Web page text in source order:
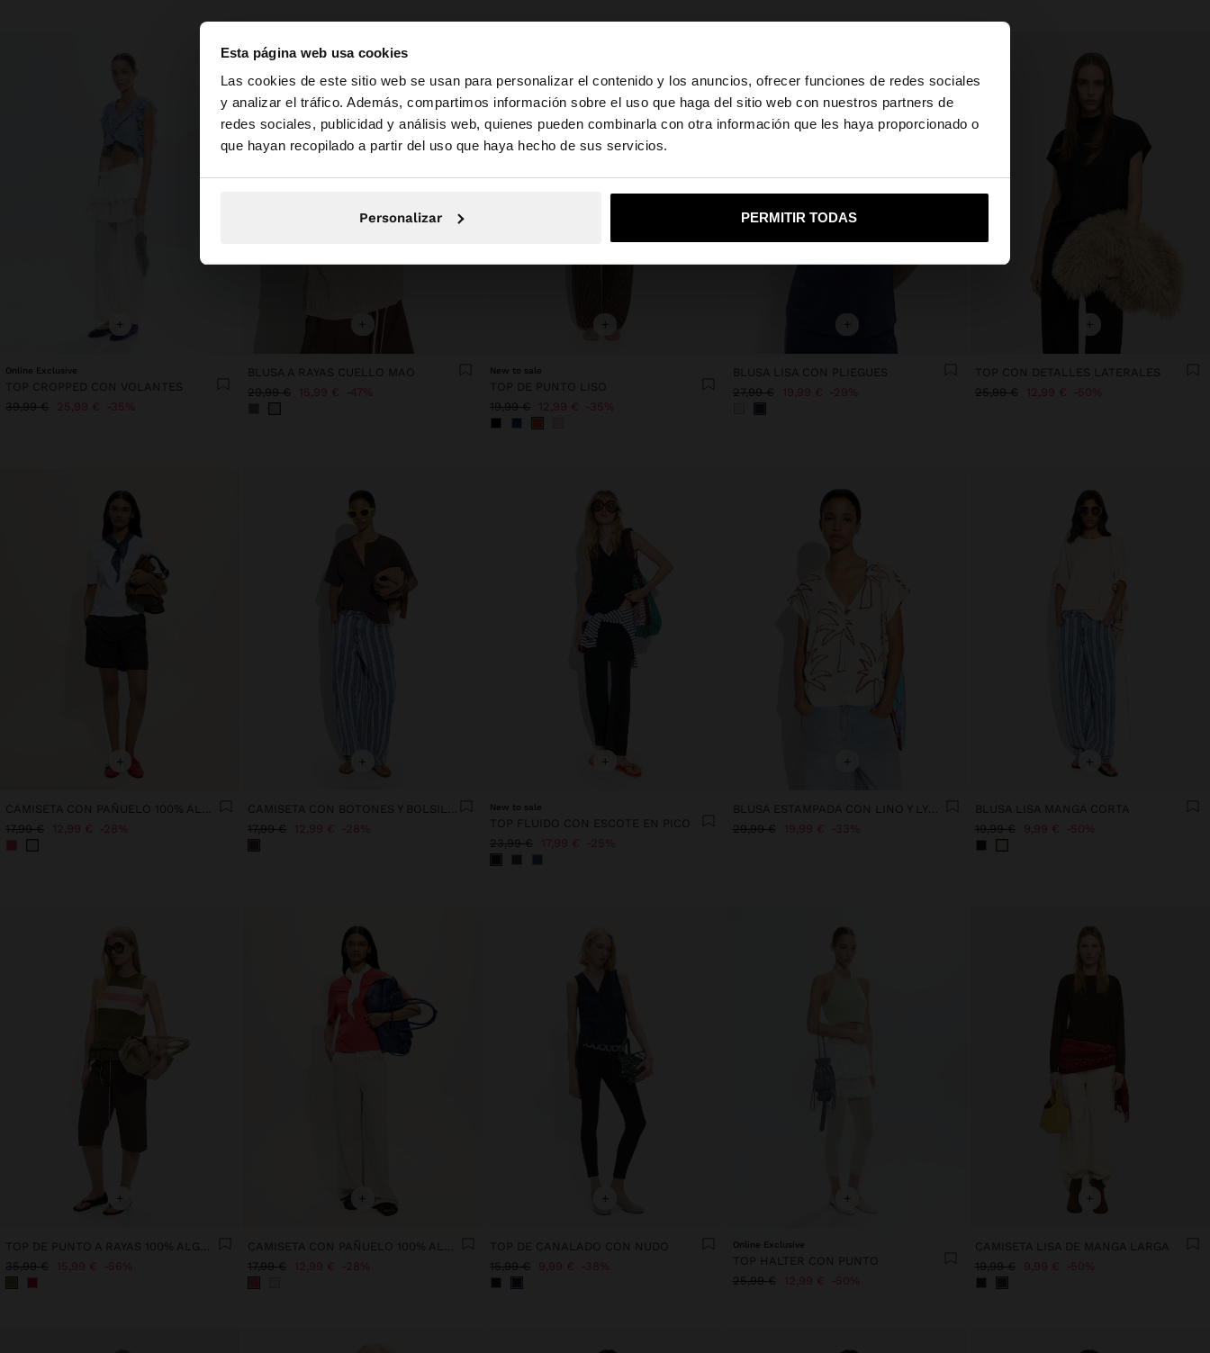
Esta página web usa cookies
Las cookies de este sitio web se usan para personalizar el contenido y los anuncios, ofrecer funciones de redes sociales
y analizar el tráfico. Además, compartimos información sobre el uso que haga del sitio web con nuestros partners de
redes sociales, publicidad y análisis web, quienes pueden combinarla con otra información que les haya proporcionado o
que hayan recopilado a partir del uso que haya hecho de sus servicios.
Personalizar PERMITIR TODAS
hola ×
Estás accediendo a la web de España. ¿Quieres ir a la web de United States?
No, continuar en la web de España Sí, llévame a United States
+
Online Exclusive
TOP CROPPED CON VOLANTES
39,99 € 25,99 € 35%
+
BLUSA A RAYAS CUELLO MAO
29,99 € 15,99 € 47%
+
New to sale
TOP DE PUNTO LISO
19,99 € 12,99 € 35%
+
BLUSA LISA CON PLIEGUES
27,99 € 19,99 € 29%
+
TOP CON DETALLES LATERALES
25,99 € 12,99 € 50%
+
CAMISETA CON PAÑUELO 100% ALGODÓN
17,99 € 12,99 € 28%
+
CAMISETA CON BOTONES Y BOLSILLO
17,99 € 12,99 € 28%
+
New to sale
TOP FLUIDO CON ESCOTE EN PICO
23,99 € 17,99 € 25%
+
BLUSA ESTAMPADA CON LINO Y LYOCELL
29,99 € 19,99 € 33%
+
BLUSA LISA MANGA CORTA
19,99 € 9,99 € 50%
+
35,99 € 15,99 € 56%
+
17,99 € 12,99 € 28%
+
TOP DE CANALADO CON NUDO
15,99 € 9,99 € 38%
+
Online Exclusive
TOP HALTER CON PUNTO
25,99 € 12,99 € 50%
+
CAMISETA LISA DE MANGA LARGA
19,99 € 9,99 € 50%